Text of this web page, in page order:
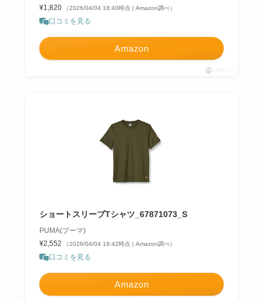
¥1,820
（2026/04/04 18:40時点 | Amazon調べ）
口コミを見る
Amazon
ポチップ
ショートスリーブTシャツ_67871073_S
PUMA(プーマ)
¥2,552
（2026/04/04 18:42時点 | Amazon調べ）
口コミを見る
Amazon